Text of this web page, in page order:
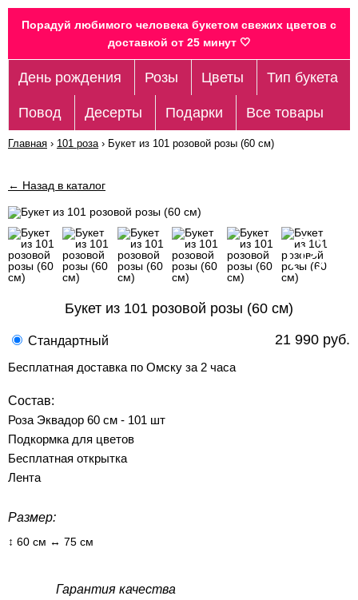
Порадуй любимого человека букетом свежих цветов c
доставкой от 25 минут 🤍
День рождения Розы Цветы Тип букета
Повод Десерты Подарки Все товары
Главная › 101 роза › Букет из 101 розовой розы (60 см)
← Назад в каталог
Букет из 101 розовой розы (60 см)
Стандартный 21 990 руб.
Бесплатная доставка по Омску за 2 часа
Состав:
Роза Эквадор 60 см - 101 шт
Подкормка для цветов
Бесплатная открытка
Лента
Размер:
↕ 60 см ↔ 75 см
Гарантия качества